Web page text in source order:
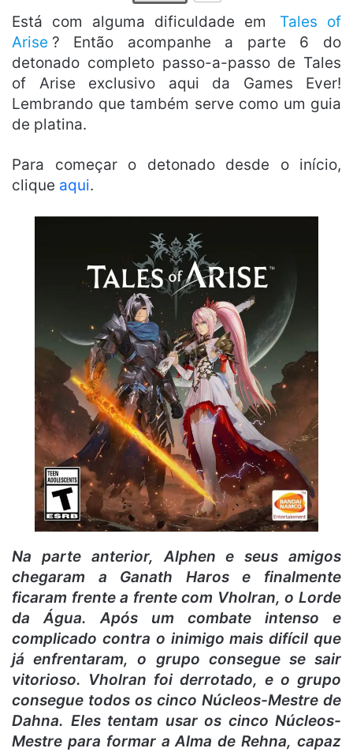
Está com alguma dificuldade em
Tales of
Arise ? Então acompanhe a parte 6 do
detonado completo passo-a-passo de Tales
of Arise exclusivo aqui da Games Ever!
Lembrando que também serve como um guia
de platina.
Para começar o detonado desde o início,
clique aqui.
Na parte anterior, Alphen e seus amigos
chegaram a Ganath Haros e finalmente
ficaram frente a frente com Vholran, o Lorde
da Água. Após um combate intenso e
complicado contra o inimigo mais difícil que
já enfrentaram, o grupo consegue se sair
vitorioso. Vholran foi derrotado, e o grupo
consegue todos os cinco Núcleos-Mestre de
Dahna. Eles tentam usar os cinco Núcleos-
Mestre para formar a Alma de Rehna, capaz